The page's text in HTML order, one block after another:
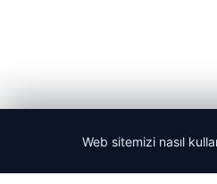
Web sitemizi nasıl